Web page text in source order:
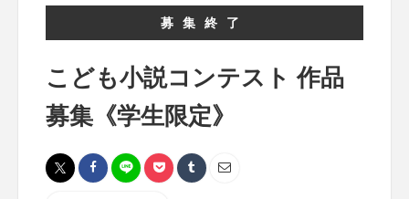
募集終了
こども小説コンテスト 作品
募集《学生限定》